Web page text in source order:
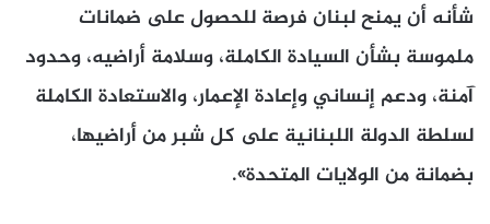
شأنه أن يمنح لبنان فرصة للحصول على ضمانات
ملموسة بشأن السيادة الكاملة، وسلامة أراضيه، وحدود
آمنة، ودعم إنساني وإعادة الإعمار، والاستعادة الكاملة
لسلطة الدولة اللبنانية على كل شبر من أراضيها،
بضمانة من الولايات المتحدة».